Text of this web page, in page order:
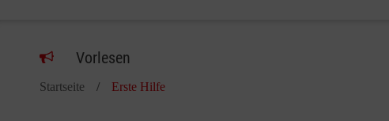
Vorlesen
Startseite Erste Hilfe